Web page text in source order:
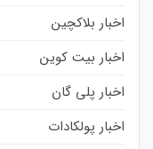
اخبار بلاکچین
اخبار بیت کوین
اخبار پلی گان
اخبار پولکادات